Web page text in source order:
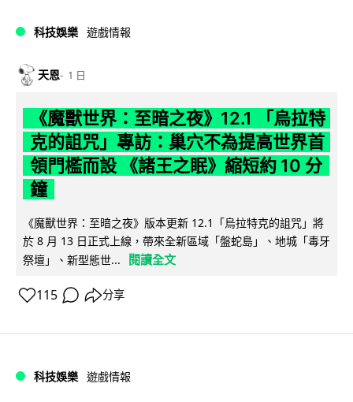
科技娛樂 遊戲情報
天恩 1 日
《魔獸世界：至暗之夜》12.1 「烏拉特
克的詛咒」專訪：巢穴不為提高世界首
領門檻而設 《諸王之眠》縮短約 10 分
鐘
《魔獸世界：至暗之夜》版本更新 12.1「烏拉特克的詛咒」將
於 8 月 13 日正式上線，帶來全新區域「盤蛇島」、地城「毒牙
祭壇」、新型態世...
閱讀全文
115 分享
科技娛樂 遊戲情報